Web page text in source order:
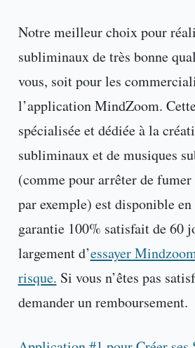
Notre meilleur choix pour
subliminaux de très bonne
vous, soit pour les
l’application MindZoom.
spécialisée et dédiée à la
subliminaux et de musiques
(comme pour arrêter de
par exemple) est disponible en
garantie 100% satisfait de 60
largement d’essayer
risque. Si vous n’êtes pas
demander un remboursement.